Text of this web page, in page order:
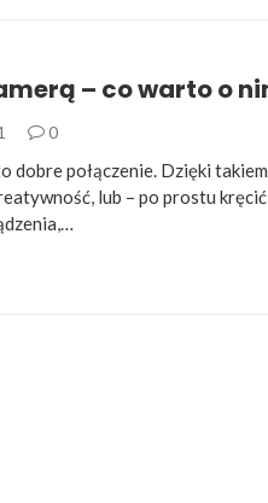
– co warto o
0
dobre połączenie. Dzięki
lub – po prostu